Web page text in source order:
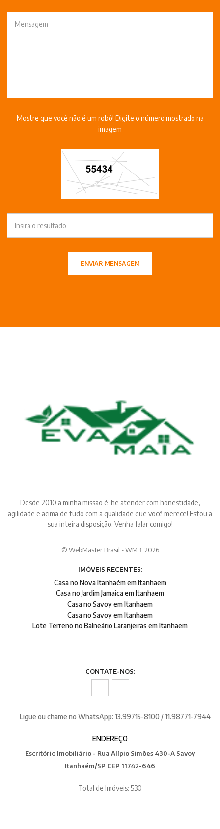
Mostre que você não é um robô! Digite o número mostrado na
imagem
ENVIAR MENSAGEM
Desde 2010 a minha missão é lhe atender com honestidade,
agilidade e acima de tudo com a qualidade que você merece! Estou a
sua inteira disposição. Venha falar comigo!
© WebMaster Brasil - WMB. 2026
IMÓVEIS RECENTES:
Casa no Nova Itanhaém em Itanhaem
Casa no Jardim Jamaica em Itanhaem
Casa no Savoy em Itanhaem
Casa no Savoy em Itanhaem
Lote Terreno no Balneário Laranjeiras em Itanhaem
CONTATE-NOS:
Ligue ou chame no WhatsApp: 13.99715-8100 / 11.98771-7944
ENDEREÇO
Escritório Imobiliário - Rua Alípio Simões 430-A Savoy
Itanhaém/SP CEP 11742-646
Total de Imóveis: 530